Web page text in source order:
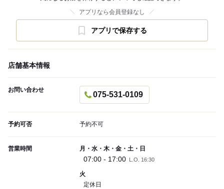
アプリなら会員登録なし
アプリで保存する
店舗基本情報
お問い合わせ
075-531-0109
予約可否 予約不可
営業時間 月・水・木・金・土・日
07:00 - 17:00 L.O. 16:30
火
定休日